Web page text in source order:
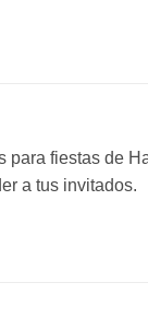
para fiestas de
a tus invitados.